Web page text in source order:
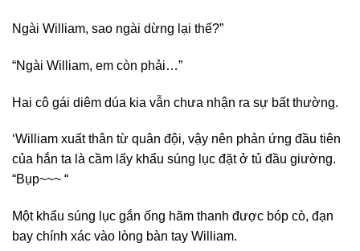
Ngài William, sao ngài dừng lại thế?”
“Ngài William, em còn phải…”
Hai cô gái diêm dúa kia vẫn chưa nhận ra sự bất thường.
‘William xuất thân từ quân đội, vậy nên phản ứng đầu tiên
của hắn ta là cầm lấy khẩu súng lục đặt ở tủ đầu giường.
“Bụp~~~ “
Một khẩu súng lục gắn ống hãm thanh được bóp cò, đạn
bay chính xác vào lòng bàn tay William.